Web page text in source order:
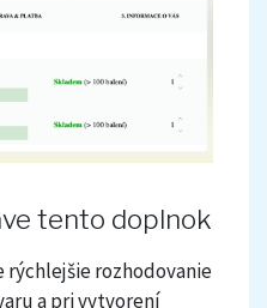
tento doplnok
rýchlejšie rozhodovanie
a pri vytvorení